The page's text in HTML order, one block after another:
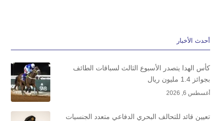
أحدث الأخبار
كأس الهدا يتصدر الأسبوع الثالث لسباقات الطائف
بجوائز 1.4 مليون ريال
أغسطس 6, 2026
تعيين قائد للتحالف البحري الدفاعي متعدد الجنسيات